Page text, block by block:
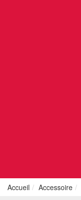
Accueil Accessoire